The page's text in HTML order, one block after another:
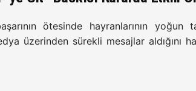
ötesinde hayranlarının
üzerinden sürekli mesajlar aldığını